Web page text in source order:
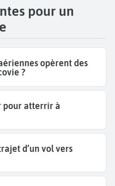
pour un
opèrent des
?
pour atterrir à
d’un vol vers